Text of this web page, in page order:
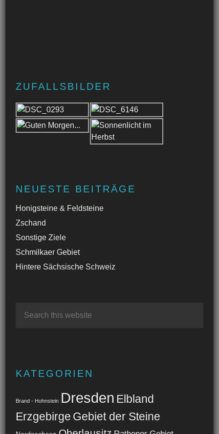
ZUFALLSBILDER
NEUESTE BEITRÄGE
Honigsteine & Feldsteine
Zschand
Sonstige Ziele
Schmilkaer Gebiet
Hintere Sächsische Schweiz
KATEGORIEN
Brand - Hohnstein Dresden Elbland
Erzgebirge Gebiet der Steine